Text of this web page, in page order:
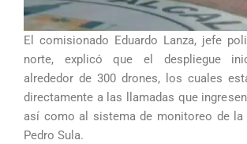
El comisionado Eduardo Lanza, jefe
norte, explicó que el despliegue
alrededor de 300 drones, los cuales
directamente a las llamadas que
así como al sistema de monitoreo de la
Pedro Sula.